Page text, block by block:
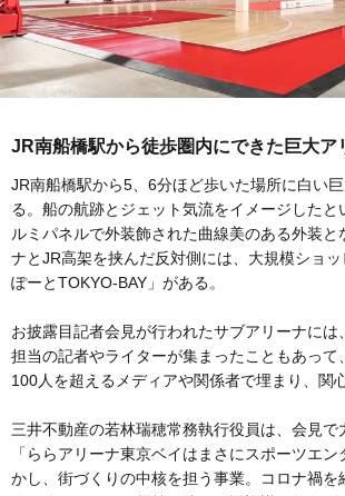
JR南船橋駅から徒歩圏内にできた巨大ア
JR南船橋駅から5、6分ほど歩いた場所に白い
る。船の航跡とジェット気流をイメージしたと
ルミパネルで外装飾された曲線美のある外装と
ナとJR高架を挟んだ反対側には、大規模ショ
ぽーとTOKYO-BAY」がある。
お披露目記者会見が行われたサブアリーナには
担当の記者やライターが集まったこともあって
100人を超えるメディアや関係者で埋まり、関
三井不動産の若林瑞穂常務執行役員は、会見で
「ららアリーナ東京ベイはまさにスポーツエ
かし、街づくりの中核を担う事業。コロナ禍を